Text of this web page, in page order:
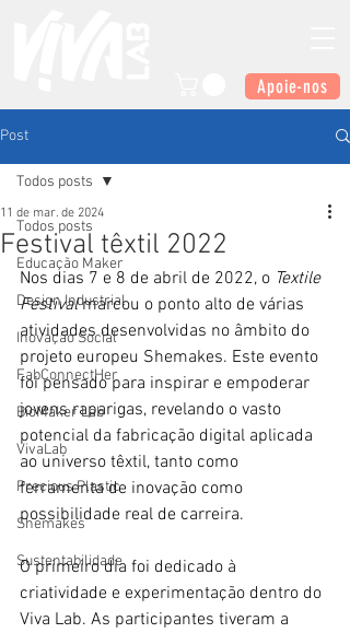
Apoie-nos
Post
Todos posts
Educação Maker
Design Industrial
Inovação Social
FabConnectHer
BioMaker Lab
VivaLab
Precious Plastic
Shemakes
Sustentabilidade
Todos posts
Festival têxtil 2022
11 de mar. de 2024
Nos dias 7 e 8 de abril de 2022, o Textile
Festival marcou o ponto alto de várias
atividades desenvolvidas no âmbito do
projeto europeu Shemakes. Este evento
foi pensado para inspirar e empoderar
jovens raparigas, revelando o vasto
potencial da fabricação digital aplicada
ao universo têxtil, tanto como
ferramenta de inovação como
possibilidade real de carreira.
O primeiro dia foi dedicado à
criatividade e experimentação dentro do
Viva Lab. As participantes tiveram a